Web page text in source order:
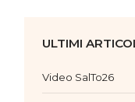
ULTIMI
Video SalTo26